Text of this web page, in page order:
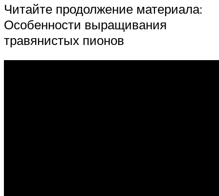
Читайте продолжение материала:
Особенности выращивания
травянистых пионов